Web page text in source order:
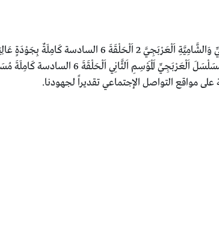
مُسَلْسَلُ اَلتَّارِيخِيِّ وَالشَّامِيَّةِ اَلْعَرْبَجِيَّ 2
على مواقع التواصل الإجتماعي تقديراً لجهودنا.